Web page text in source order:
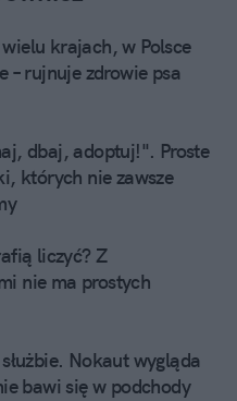
krajach, w Polsce
– rujnuje zdrowie psa
dbaj, adoptuj!". Proste
których nie zawsze
liczyć? Z
nie ma prostych
Nokaut wygląda
bawi się w podchody